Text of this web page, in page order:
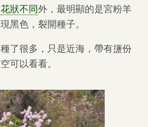
花狀不同外，最明顯的是宮粉羊
黑色，裂開種子。
了很多，只是近海，帶有䀋份
可以看看。